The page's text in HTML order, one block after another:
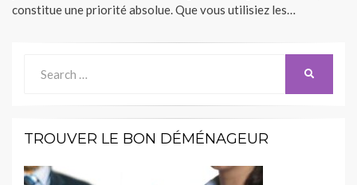
constitue une priorité absolue. Que vous utilisiez les…
for:
TROUVER LE BON DÉMÉNAGEUR